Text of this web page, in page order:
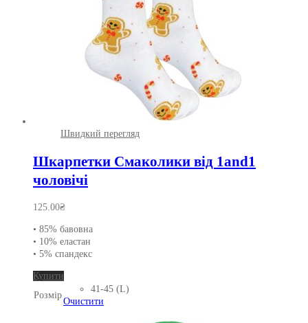
Швидкий перегляд
Шкарпетки Смаколики від 1and1
чоловічі
125.00₴
• 85% бавовна
• 10% еластан
• 5% спандекс
Купити
товар
має
Розмір
41-45 (L)
Очистити